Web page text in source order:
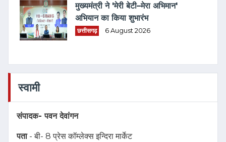
मुख्यमंत्री ने 'मेरी बेटी–मेरा अभिमान'
अभियान का किया शुभारंभ
छत्तीसगढ़ 6 August 2026
स्वामी
संपादक-पवन देवांगन
पता- बी- 8 प्रेस कॉम्लेक्स इन्दिरा मार्केट